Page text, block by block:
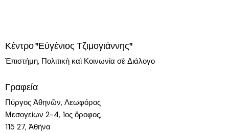
Κέντρο "Εὐγένιος Τζιμογιάννης"
Ἐπιστήμη, Πολιτικὴ καὶ Κοινωνία σὲ Διάλογο
Γραφεία
Πύργος Ἀθηνῶν, Λεωφόρος
Μεσογείων 2-4, 1ος ὄροφος,
115 27, Ἀθήνα